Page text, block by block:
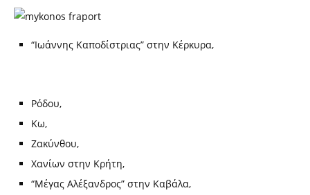
“Ιωάννης Καποδίστριας” στην Κέρκυρα,
Ρόδου,
Κω,
Ζακύνθου,
Χανίων στην Κρήτη,
“Μέγας Αλέξανδρος” στην Καβάλα,